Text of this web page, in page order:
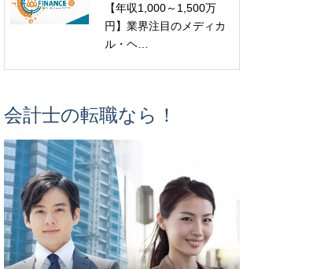
【年収1,000～1,500万
円】業界注目のメディカ
ル・ヘ…
会計士の転職なら！